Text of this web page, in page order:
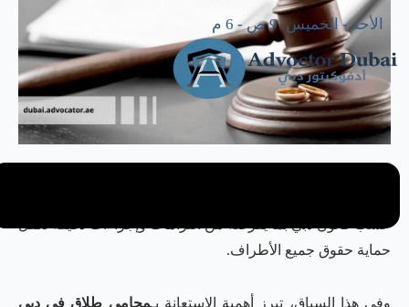
الأحد - الخميس: 9 ص - 6 م
حسب قانون دبي بما يفرضه من التزامات وإجراءات دقيقة تكفل
حماية حقوق جميع الأطراف.
وفي هذا السياق، تبرز أهمية الاستعانة بـمحامي طلاق في دبي